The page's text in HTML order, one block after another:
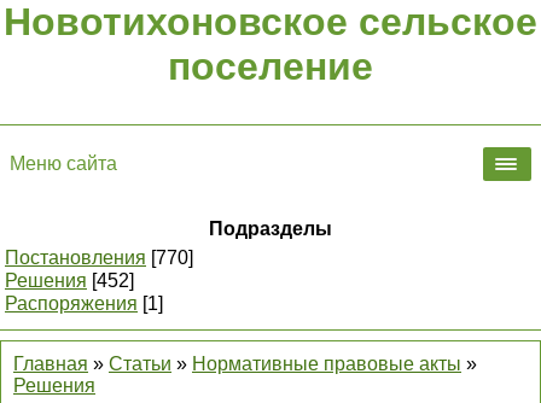
Новотихоновское сельское
поселение
Меню сайта
Подразделы
Постановления [770]
Решения [452]
Распоряжения [1]
Главная » Статьи » Нормативные правовые акты »
Решения